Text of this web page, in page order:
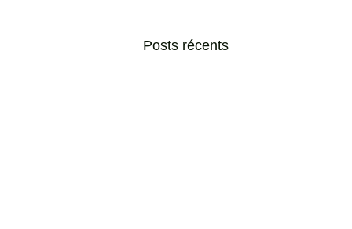
Posts récents